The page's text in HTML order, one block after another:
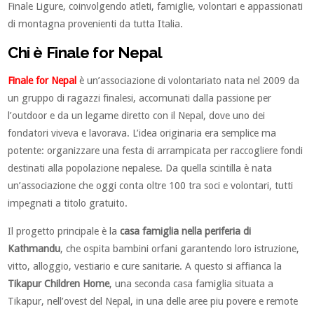
Finale Ligure, coinvolgendo atleti, famiglie, volontari e appassionati
di montagna provenienti da tutta Italia.
Chi è Finale for Nepal
Finale for Nepal è un’associazione di volontariato nata nel 2009 da
un gruppo di ragazzi finalesi, accomunati dalla passione per
l’outdoor e da un legame diretto con il Nepal, dove uno dei
fondatori viveva e lavorava. L’idea originaria era semplice ma
potente: organizzare una festa di arrampicata per raccogliere fondi
destinati alla popolazione nepalese. Da quella scintilla è nata
un’associazione che oggi conta oltre 100 tra soci e volontari, tutti
impegnati a titolo gratuito.
Il progetto principale è lacasa famiglia nella periferia di
Kathmandu, che ospita bambini orfani garantendo loro istruzione,
vitto, alloggio, vestiario e cure sanitarie. A questo si affianca la
Tikapur Children Home, una seconda casa famiglia situata a
Tikapur, nell’ovest del Nepal, in una delle aree piu povere e remote